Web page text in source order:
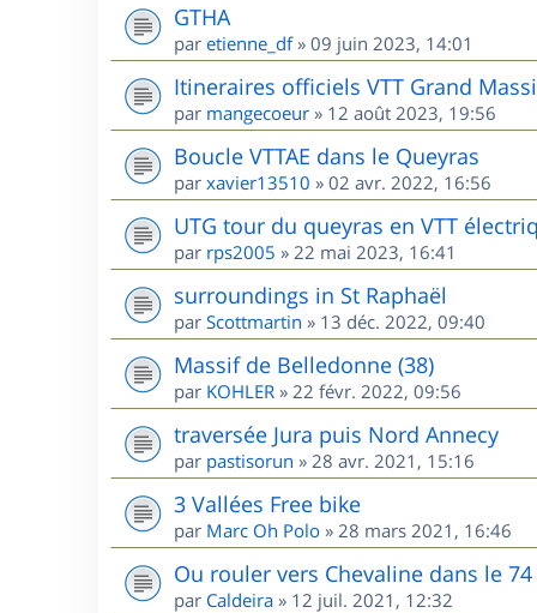
GTHA
par etienne_df» 09 juin 2023, 14:01
Itineraires officiels VTT Grand
par mangecoeur » 12 août 2023, 19:56
Boucle VTTAE dans le Queyras
par xavier13510 » 02 avr. 2022, 16:56
UTG tour du queyras en VTT
par rps2005 » 22 mai 2023, 16:41
surroundings in St Raphaël
par Scottmartin » 13 déc. 2022, 09:40
Massif de Belledonne (38)
par KOHLER » 22 févr. 2022, 09:56
traversée Jura puis Nord Annecy
par pastisorun » 28 avr. 2021, 15:16
3 Vallées Free bike
par Marc Oh Polo » 28 mars 2021, 16:46
Ou rouler vers Chevaline dans le 74
par Caldeira » 12 juil. 2021, 12:32